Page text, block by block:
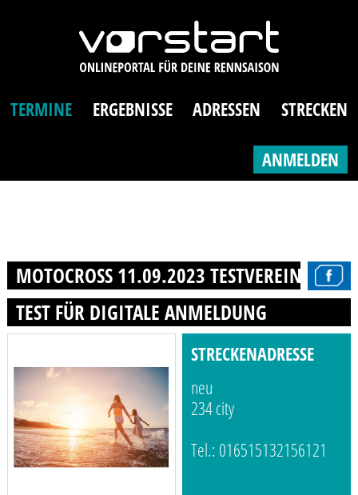
TERMINE ERGEBNISSE ADRESSEN STRECKEN
ANMELDEN
MOTOCROSS 11.09.2023 TESTVEREIN 1
TEST FÜR DIGITALE ANMELDUNG
STRECKENADRESSE
neu
234 city
Tel.: 016515132156121